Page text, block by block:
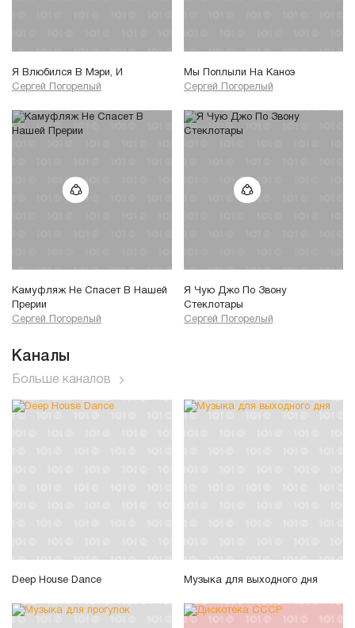
Я Влюбился В Мэри, И
Сергей Погорелый
Мы Поплыли На Каноэ
Сергей Погорелый
Камуфляж Не Спасет В Нашей
Прерии
Сергей Погорелый
Я Чую Джо По Звону
Стеклотары
Сергей Погорелый
Каналы
Больше каналов
Deep House Dance Музыка для выходного дня